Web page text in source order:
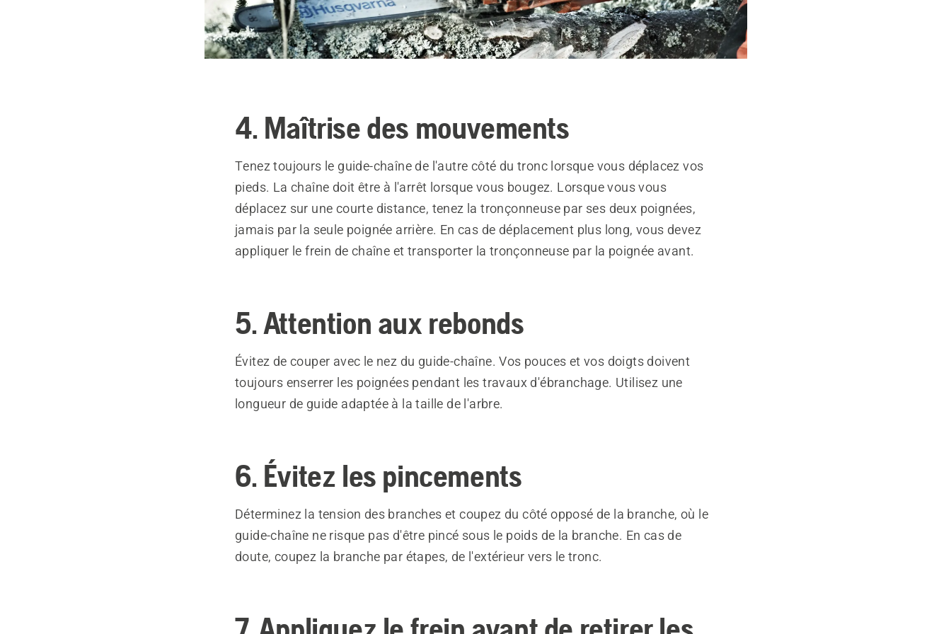
4. Maîtrise des mouvements
Tenez toujours le guide-chaîne de l'autre côté du tronc lorsque vous déplacez vos
pieds. La chaîne doit être à l'arrêt lorsque vous bougez. Lorsque vous vous
déplacez sur une courte distance, tenez la tronçonneuse par ses deux poignées,
jamais par la seule poignée arrière. En cas de déplacement plus long, vous devez
appliquer le frein de chaîne et transporter la tronçonneuse par la poignée avant.
5. Attention aux rebonds
Évitez de couper avec le nez du guide-chaîne. Vos pouces et vos doigts doivent
toujours enserrer les poignées pendant les travaux d'ébranchage. Utilisez une
longueur de guide adaptée à la taille de l'arbre.
6. Évitez les pincements
Déterminez la tension des branches et coupez du côté opposé de la branche, où le
guide-chaîne ne risque pas d'être pincé sous le poids de la branche. En cas de
doute, coupez la branche par étapes, de l'extérieur vers le tronc.